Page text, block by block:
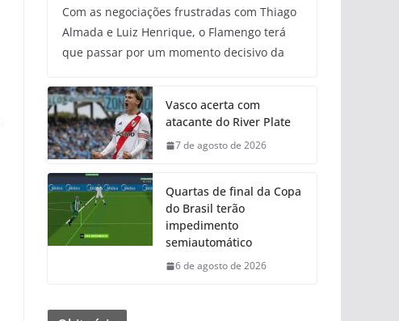
Com as negociações frustradas com Thiago
Almada e Luiz Henrique, o Flamengo terá
que passar por um momento decisivo da
Vasco acerta com
atacante do River Plate
7 de agosto de 2026
Quartas de final da Copa
do Brasil terão
impedimento
semiautomático
6 de agosto de 2026